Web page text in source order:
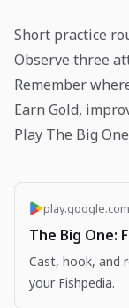
Short practice
Observe three
Remember
Earn Gold,
Play The Big
play.google.com
The Big One:
Cast, hook, and
your Fishpedia.